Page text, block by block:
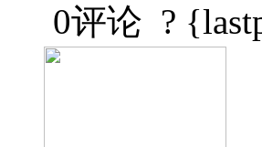
0评论 ?